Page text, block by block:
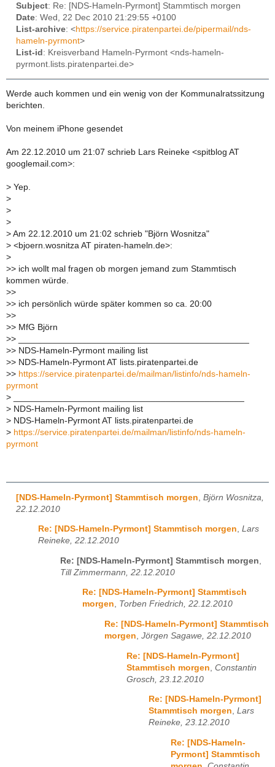
Subject: Re: [NDS-Hameln-Pyrmont] Stammtisch morgen
Date: Wed, 22 Dec 2010 21:29:55 +0100
List-archive: <https://service.piratenpartei.de/pipermail/nds-
hameln-pyrmont>
List-id : Kreisverband Hameln-Pyrmont <nds-hameln-
pyrmont.lists.piratenpartei.de>
Werde auch kommen und ein wenig von der Kommunalratssitzung
berichten.
Von meinem iPhone gesendet
Am 22.12.2010 um 21:07 schrieb Lars Reineke <spitblog AT
googlemail.com>:
> Yep.
>
>
>
> Am 22.12.2010 um 21:02 schrieb "Björn Wosnitza"
> <bjoern.wosnitza AT piraten-hameln.de>:
>
>> ich wollt mal fragen ob morgen jemand zum Stammtisch
kommen würde.
>>
>> ich persönlich würde später kommen so ca. 20:00
>>
>> MfG Björn
>> _______________________________________________
>> NDS-Hameln-Pyrmont mailing list
>> NDS-Hameln-Pyrmont AT lists.piratenpartei.de
>> https://service.piratenpartei.de/mailman/listinfo/nds-hameln-
pyrmont
>
> NDS-Hameln-Pyrmont mailing list
> NDS-Hameln-Pyrmont AT lists.piratenpartei.de
> https://service.piratenpartei.de/mailman/listinfo/nds-hameln-
pyrmont
[NDS-Hameln-Pyrmont] Stammtisch morgen Björn Wosnitza,
22.12.2010
Re: [NDS-Hameln-Pyrmont] Stammtisch morgen, Lars
Reineke, 22.12.2010
Re: [NDS-Hameln-Pyrmont] Stammtisch morgen
Till Zimmermann, 22.12.2010
Re: [NDS-Hameln-Pyrmont] Stammtisch
morgen, Torben Friedrich, 22.12.2010
Re: [NDS-Hameln-Pyrmont] Stammtisch
morgen Jörgen Sagawe, 22.12.2010
Re: [NDS-Hameln-Pyrmont]
Stammtisch morgen Constantin
Grosch, 23.12.2010
Re: [NDS-Hameln-Pyrmont]
Stammtisch morgen, Lars
Reineke, 23.12.2010
Re: [NDS-Hameln-
Pyrmont] Stammtisch